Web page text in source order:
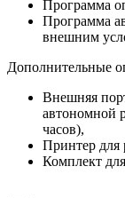
Программа
Программа
внешним
Дополнительные
Внешняя
автономной
часов),
Принтер для
Комплект